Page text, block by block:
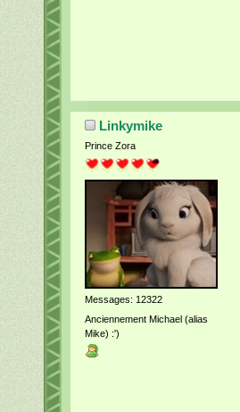
Linkymike
Prince Zora
Messages: 12322
Anciennement Michael (alias
Mike) :')